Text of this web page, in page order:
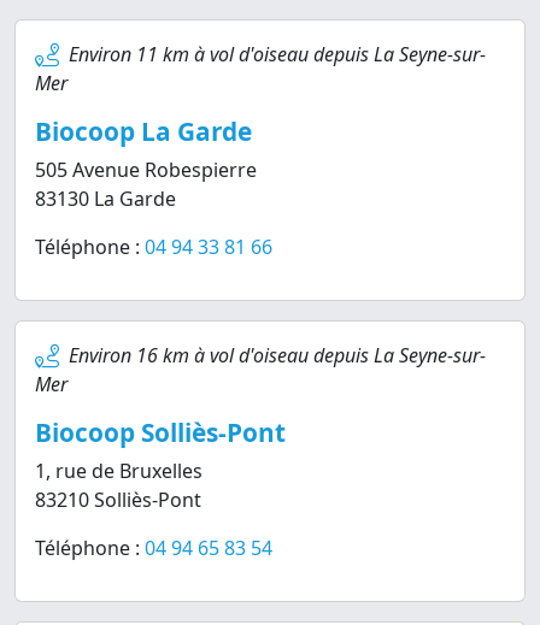
Environ 11 km à vol d'oiseau depuis La Seyne-sur-
Mer
Biocoop La Garde
505 Avenue Robespierre
83130 La Garde
Téléphone : 04 94 33 81 66
Environ 16 km à vol d'oiseau depuis La Seyne-sur-
Mer
Biocoop Solliès-Pont
1, rue de Bruxelles
83210 Solliès-Pont
Téléphone : 04 94 65 83 54